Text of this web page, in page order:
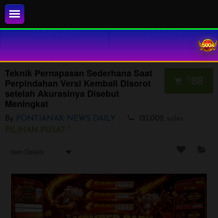
DAFTAR LOGIN
Teknik Pernapasan Sederhana Saat
Perpindahan Versi Kembali Disorot
setelah Akurasinya Disebut
Meningkat
By PONTIANAK NEWS DAILY